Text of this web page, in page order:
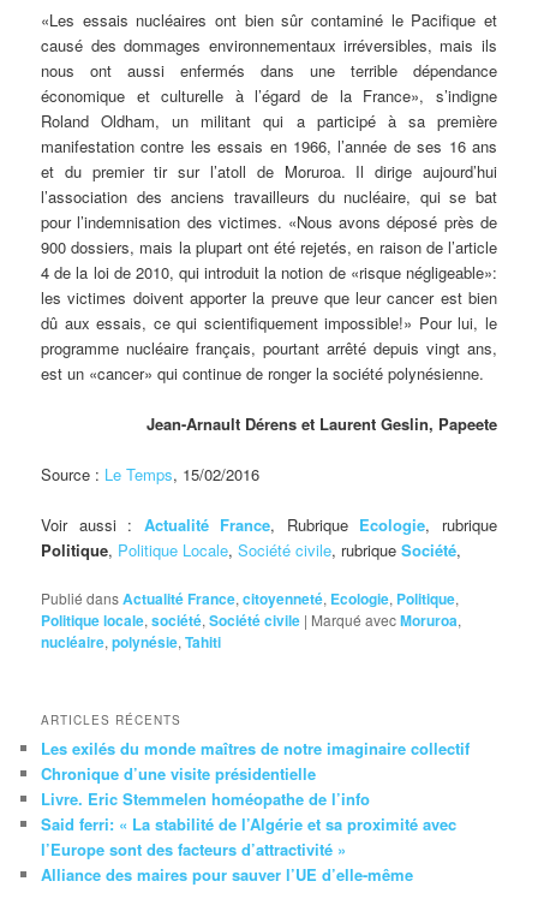
«Les essais nucléaires ont bien sûr contaminé le Pacifique et
causé des dommages environnementaux irréversibles, mais ils
nous ont aussi enfermés dans une terrible dépendance
économique et culturelle à l’égard de la France», s’indigne
Roland Oldham, un militant qui a participé à sa première
manifestation contre les essais en 1966, l’année de ses 16 ans
et du premier tir sur l’atoll de Moruroa. Il dirige aujourd’hui
l’association des anciens travailleurs du nucléaire, qui se bat
pour l’indemnisation des victimes. «Nous avons déposé près de
900 dossiers, mais la plupart ont été rejetés, en raison de l’article
4 de la loi de 2010, qui introduit la notion de «risque négligeable»:
les victimes doivent apporter la preuve que leur cancer est bien
dû aux essais, ce qui scientifiquement impossible!» Pour lui, le
programme nucléaire français, pourtant arrêté depuis vingt ans,
est un «cancer» qui continue de ronger la société polynésienne.
Jean-Arnault Dérens et Laurent Geslin, Papeete
Source : Le Temps, 15/02/2016
Voir aussi : Actualité France, Rubrique Ecologie, rubrique
Politique, Politique Locale,Société civile, rubriqueSociété,
Publié dansActualité France,citoyenneté, Ecologie, Politique,
Politique locale,société,Société civile | Marqué avecMoruroa,
nucléaire,polynésie,Tahiti
ARTICLES RÉCENTS
Les exilés du monde maîtres de notre imaginaire collectif
Chronique d’une visite présidentielle
Livre. Eric Stemmelen homéopathe de l’info
Said ferri: « La stabilité de l’Algérie et sa proximité avec
l’Europe sont des facteurs d’attractivité »
Alliance des maires pour sauver l’UE d’elle-même